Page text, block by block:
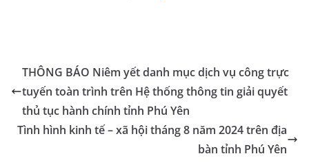
THÔNG BÁO Niêm yết danh mục dịch vụ công trực
tuyến toàn trình trên Hệ thống thông tin giải quyết
thủ tục hành chính tỉnh Phú Yên
Tình hình kinh tế – xã hội tháng 8 năm 2024 trên địa
bàn tỉnh Phú Yên